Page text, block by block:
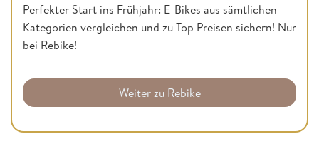
Perfekter Start ins Frühjahr: E-Bikes aus sämtlichen
Kategorien vergleichen und zu Top Preisen sichern! Nur
bei Rebike!
Weiter zu Rebike